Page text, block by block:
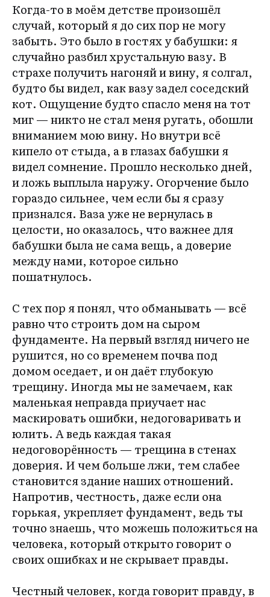
Когда-то в моём детстве произошёл
случай, который я до сих пор не могу
забыть. Это было в гостях у бабушки: я
случайно разбил хрустальную вазу. В
страхе получить нагоняй и вину, я солгал,
будто бы видел, как вазу задел соседский
кот. Ощущение будто спасло меня на тот
миг — никто не стал меня ругать, обошли
вниманием мою вину. Но внутри всё
кипело от стыда, а в глазах бабушки я
видел сомнение. Прошло несколько дней,
и ложь выплыла наружу. Огорчение было
гораздо сильнее, чем если бы я сразу
признался. Ваза уже не вернулась в
целости, но оказалось, что важнее для
бабушки была не сама вещь, а доверие
между нами, которое сильно
пошатнулось.
С тех пор я понял, что обманывать — всё
равно что строить дом на сыром
фундаменте. На первый взгляд ничего не
рушится, но со временем почва под
домом оседает, и он даёт глубокую
трещину. Иногда мы не замечаем, как
маленькая неправда приучает нас
маскировать ошибки, недоговаривать и
юлить. А ведь каждая такая
недоговорённость — трещина в стенах
доверия. И чем больше лжи, тем слабее
становится здание наших отношений.
Напротив, честность, даже если она
горькая, укрепляет фундамент, ведь ты
точно знаешь, что можешь положиться на
человека, который открыто говорит о
своих ошибках и не скрывает правды.
Честный человек, когда говорит правду, в